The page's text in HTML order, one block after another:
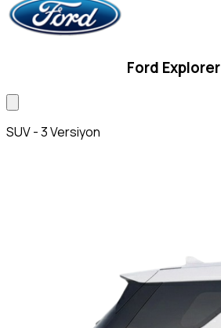
Ford Explorer
SUV - 3 Versiyon